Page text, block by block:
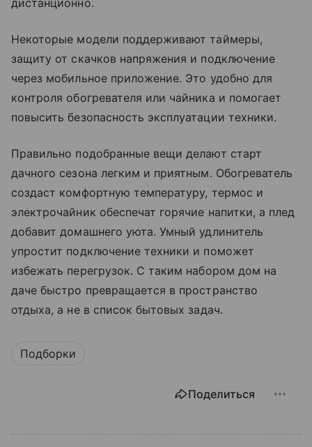
дистанционно.
Некоторые модели поддерживают таймеры,
защиту от скачков напряжения и подключение
через мобильное приложение. Это удобно для
контроля обогревателя или чайника и помогает
повысить безопасность эксплуатации техники.
Правильно подобранные вещи делают старт
дачного сезона легким и приятным. Обогреватель
создаст комфортную температуру, термос и
электрочайник обеспечат горячие напитки, а плед
добавит домашнего уюта. Умный удлинитель
упростит подключение техники и поможет
избежать перегрузок. С таким набором дом на
даче быстро превращается в пространство
отдыха, а не в список бытовых задач.
Подборки
Поделиться